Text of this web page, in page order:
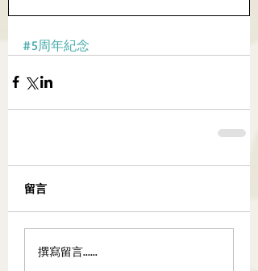
#5周年紀念
留言
撰寫留言......